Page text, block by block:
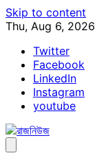
Skip to content
Thu, Aug 6, 2026
Twitter
Facebook
LinkedIn
Instagram
youtube